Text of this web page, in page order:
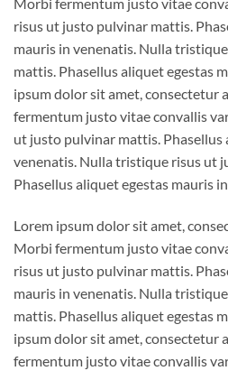
Morbi fermentum justo vitae
risus ut justo pulvinar mattis.
mauris in venenatis. Nulla
mattis. Phasellus aliquet egestas
ipsum dolor sit amet, consectetur
fermentum justo vitae convallis
ut justo pulvinar mattis. Phasellus
venenatis. Nulla tristique risus ut
Phasellus aliquet egestas mauris
Lorem ipsum dolor sit amet,
Morbi fermentum justo vitae
risus ut justo pulvinar mattis.
mauris in venenatis. Nulla
mattis. Phasellus aliquet egestas
ipsum dolor sit amet, consectetur
fermentum justo vitae convallis